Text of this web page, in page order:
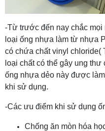
-Từ trước đến nay chắc
loại ống nhựa làm từ nhựa
có chứa chất vinyl
loại chất có thể gây ung
ống nhựa dẻo này được
khi sử dụng.
-Các ưu điểm khi sử dụng
Chống ăn mòn hóa